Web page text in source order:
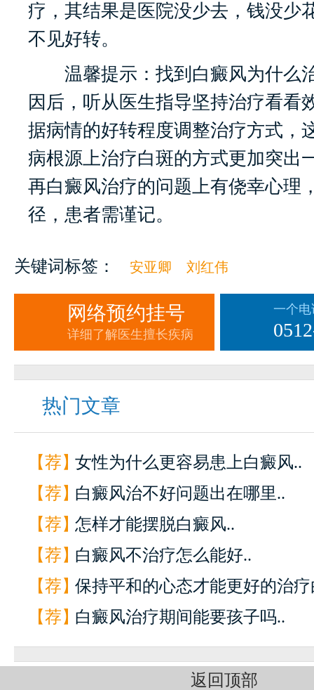
疗，其结果是医院没少去，钱没少
不见好转。
温馨提示：找到白癜风为什么
因后，听从医生指导坚持治疗看看
据病情的好转程度调整治疗方式，
病根源上治疗白斑的方式更加突出
再白癜风治疗的问题上有侥幸心理
径，患者需谨记。
关键词标签： 安亚卿 刘红伟
网络预约挂号
详细了解医生擅长疾病
一个
热门文章
【荐】女性为什么更容易患上白癜风..
【荐】白癜风治不好问题出在哪里..
【荐】怎样才能摆脱白癜风..
【荐】白癜风不治疗怎么能好..
【荐】保持平和的心态才能更好的治疗
【荐】白癜风治疗期间能要孩子吗..
返回顶部